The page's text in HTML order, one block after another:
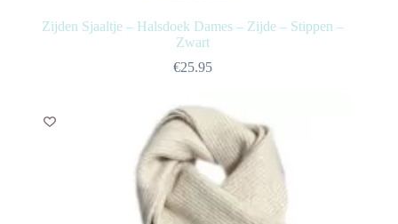
Zijden Sjaaltje – Halsdoek Dames – Zijde – Stippen –
Zwart
€25.95